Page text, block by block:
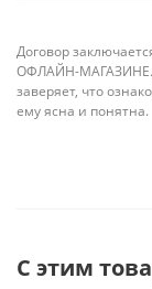
Договор
ОФЛАЙН-МАГАЗИНЕ.
заверяет, что
ему ясна и понятна.
С этим